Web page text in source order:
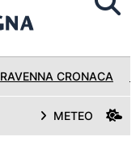
RAVENNA CRONACA
METEO